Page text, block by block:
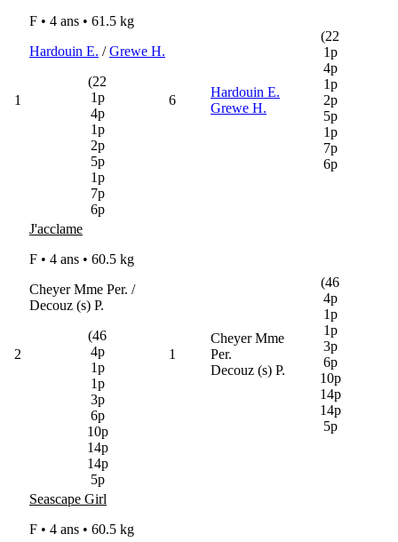
1
F • 4 ans • 61.5 kg
Hardouin E. /Grewe H.
(22
1p
4p
1p
2p
5p
1p
7p
6p
6
Hardouin E.
Grewe H.
(22
1p
4p
1p
2p
5p
1p
7p
6p
2
J'acclame
F • 4 ans • 60.5 kg
Cheyer Mme Per. /
Decouz (s) P.
(46
4p
1p
1p
3p
6p
10p
14p
14p
5p
1
Cheyer Mme
Per.
Decouz (s) P.
(46
4p
1p
1p
3p
6p
10p
14p
14p
5p
Seascape Girl
F • 4 ans • 60.5 kg